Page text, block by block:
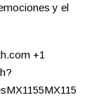
y el
+1